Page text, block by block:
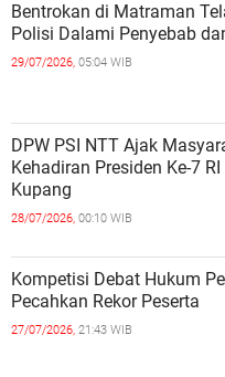
Bentrokan di Matraman
Polisi Dalami Penyebab
29/07/2026, 05:04 WIB
DPW PSI NTT Ajak
Kehadiran Presiden Ke-7
Kupang
28/07/2026, 00:10 WIB
Kompetisi Debat Hukum
Pecahkan Rekor Peserta
27/07/2026, 21:43 WIB